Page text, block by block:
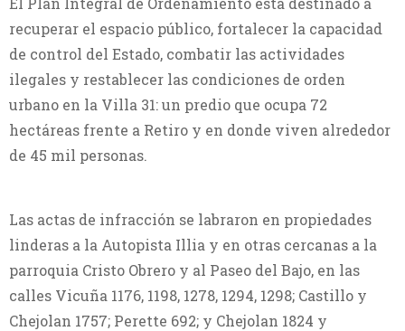
recuperar el espacio público, fortalecer la capacidad
de control del Estado, combatir las actividades
ilegales y restablecer las condiciones de orden
urbano en la Villa 31: un predio que ocupa 72
hectáreas frente a Retiro y en donde viven alrededor
de 45 mil personas.
Las actas de infracción se labraron en propiedades
linderas a la Autopista Illia y en otras cercanas a la
parroquia Cristo Obrero y al Paseo del Bajo, en las
calles Vicuña 1176, 1198, 1278, 1294, 1298; Castillo y
Chejolan 1757; Perette 692; y Chejolan 1824 y